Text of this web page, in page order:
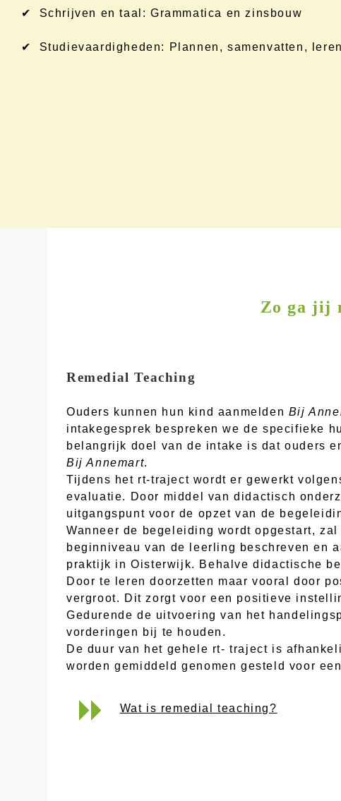
✔ Schrijven en taal: Grammatica en zinsbouw
✔ Studievaardigheden: Plannen, samenvatten,
Zo ga jij
Remedial Teaching
Ouders kunnen hun kind aanmelden Bij
intakegesprek bespreken we de specifieke
belangrijk doel van de intake is dat ouders
Bij Annemart.
Tijdens het rt-traject wordt er gewerkt
evaluatie. Door middel van didactisch
uitgangspunt voor de opzet van de
Wanneer de begeleiding wordt opgestart,
beginniveau van de leerling beschreven en
praktijk in Oisterwijk. Behalve didactische
Door te leren doorzetten maar vooral door
vergroot. Dit zorgt voor een positieve
Gedurende de uitvoering van het
vorderingen bij te houden.
De duur van het gehele rt- traject is
worden gemiddeld genomen gesteld voor
Wat is remedial teaching?